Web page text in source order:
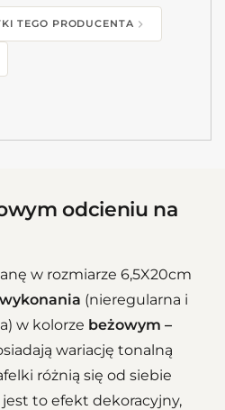
TEGO PRODUCENTA
odcieniu na
w rozmiarze 6,5X20cm
(nieregularna i
w kolorze beżowym –
wariację tonalną
różnią się od siebie
to efekt dekoracyjny,